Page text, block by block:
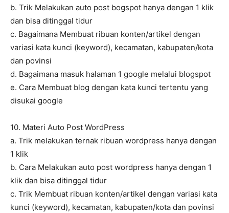
b. Trik Melakukan auto post bogspot hanya dengan 1 klik
dan bisa ditinggal tidur
c. Bagaimana Membuat ribuan konten/artikel dengan
variasi kata kunci (keyword), kecamatan, kabupaten/kota
dan povinsi
d. Bagaimana masuk halaman 1 google melalui blogspot
e. Cara Membuat blog dengan kata kunci tertentu yang
disukai google
10. Materi Auto Post WordPress
a. Trik melakukan ternak ribuan wordpress hanya dengan
1 klik
b. Cara Melakukan auto post wordpress hanya dengan 1
klik dan bisa ditinggal tidur
c. Trik Membuat ribuan konten/artikel dengan variasi kata
kunci (keyword), kecamatan, kabupaten/kota dan povinsi